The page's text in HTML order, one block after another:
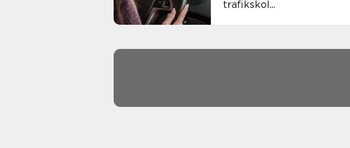
trafikskol...